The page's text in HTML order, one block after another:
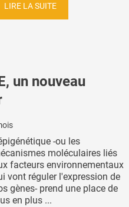
LIRE LA SUITE
un nouveau
-ou les
moléculaires liés
facteurs environnementaux
vont réguler l'expression de
gènes- prend une place de
en plus ...